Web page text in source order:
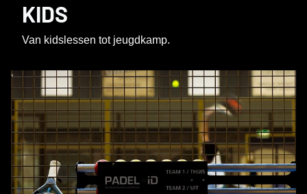
KIDS
Van kidslessen tot jeugdkamp.